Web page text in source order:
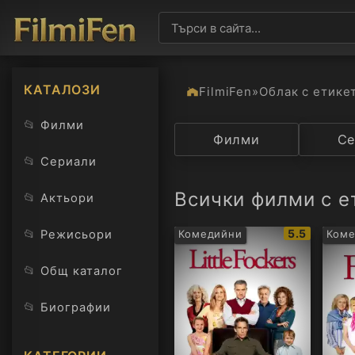
КАТАЛОЗИ
📂 Филми
📂 Сериали
📂 Актьори
📂 Режисьори
📂 Общ каталог
📂 Биографии
FilmiFen»Облак с
Категория
Филми
Всички филми с
Комедийни
IMDb
рейтинг:
5.5